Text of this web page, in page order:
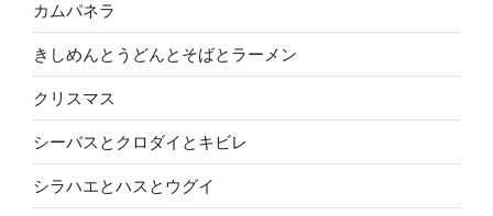
カムパネラ
きしめんとうどんとそばとラーメン
クリスマス
シーバスとクロダイとキビレ
シラハエとハスとウグイ